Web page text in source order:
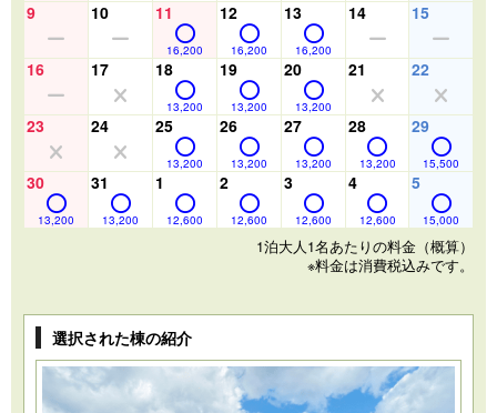
9 10 11
16,200
12
16,200
13
16,200
14 15
16 17 18
13,200
19
13,200
20
13,200
21 22
23 24 25
13,200
26
13,200
27
13,200
28
13,200
29
15,500
30
13,200
31
13,200
1
12,600
2
12,600
3
12,600
4
12,600
5
15,000
1泊大人1名あたりの料金（概算）
※料金は消費税込みです。
選択された棟の紹介